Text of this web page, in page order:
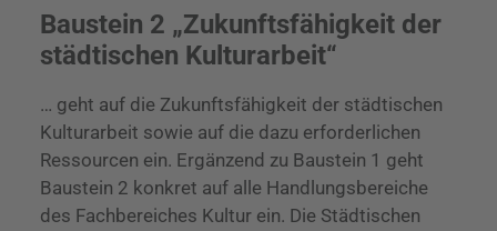
Baustein 2 „Zukunftsfähigkeit der
städtischen Kulturarbeit“
… geht auf die Zukunftsfähigkeit der städtischen
Kulturarbeit sowie auf die dazu erforderlichen
Ressourcen ein. Ergänzend zu Baustein 1 geht
Baustein 2 konkret auf alle Handlungsbereiche
des Fachbereiches Kultur ein. Die Städtischen